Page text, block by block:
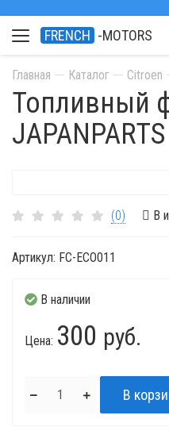
FRENCH -MOTORS
Главная Каталог Citroen
Топливный
JAPANPARTS
(0) В
Артикул: FC-ECO011
В наличии
Цена: 300 руб.